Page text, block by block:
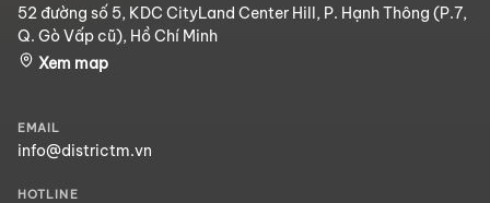
52 đường số 5, KDC CityLand Center Hill, P. Hạnh Thông (P.7,
Q. Gò Vấp cũ), Hồ Chí Minh
Xem map
EMAIL
info@districtm.vn
HOTLINE